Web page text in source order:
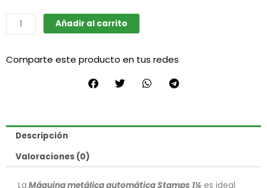
Máquina
de
automático
cantidad
Añadir al carrito
Comparte este producto en tus redes
Descripción
Valoraciones (0)
La Máquina metálica automática Stamps 1¼ es ideal